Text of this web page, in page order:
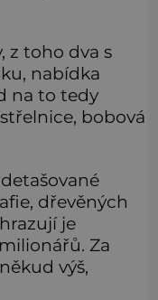
z toho dva s
nabídka
na to tedy
bobová
dřevěných
je
Za
výš,